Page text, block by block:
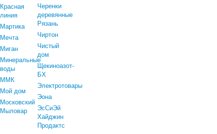
Красная
линия
Мартика
Мечта
Миган
Минеральные
воды
ММК
Мой дом
Московский
Мыловар
Черенки
деревянные
Рязань
Чиртон
Чистый
дом
Щекиноазот-
БХ
Электротовары
Эона
ЭсСиЭй
Хайджин
Продактс